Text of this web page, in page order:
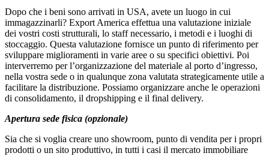
Dopo che i beni sono arrivati in USA, avete un luogo in cui
immagazzinarli? Export America effettua una valutazione iniziale
dei vostri costi strutturali, lo staff necessario, i metodi e i luoghi di
stoccaggio. Questa valutazione fornisce un punto di riferimento per
sviluppare miglioramenti in varie aree o su specifici obiettivi. Poi
interverremo per l’organizzazione del materiale al porto d’ingresso,
nella vostra sede o in qualunque zona valutata strategicamente utile a
facilitare la distribuzione. Possiamo organizzare anche le operazioni
di consolidamento, il dropshipping e il final delivery.
Apertura sede fisica (opzionale)
Sia che si voglia creare uno showroom, punto di vendita per i propri
prodotti o un sito produttivo, in tutti i casi il mercato immobiliare